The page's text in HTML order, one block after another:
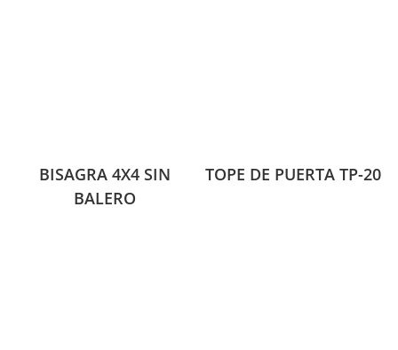
BISAGRA 4X4 SIN
BALERO
TOPE DE PUERTA TP-20